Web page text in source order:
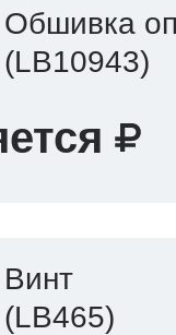
Обшивка
(LB10943)
Винт
(LB465)